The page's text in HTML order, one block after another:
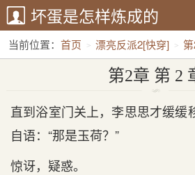
坏蛋是怎样炼成的
当前位置： 首页 漂亮反派2[快穿]
第2章 第 2
直到浴室门关上，李思思才缓缓
自语：“那是玉荷？”
惊讶，疑惑。